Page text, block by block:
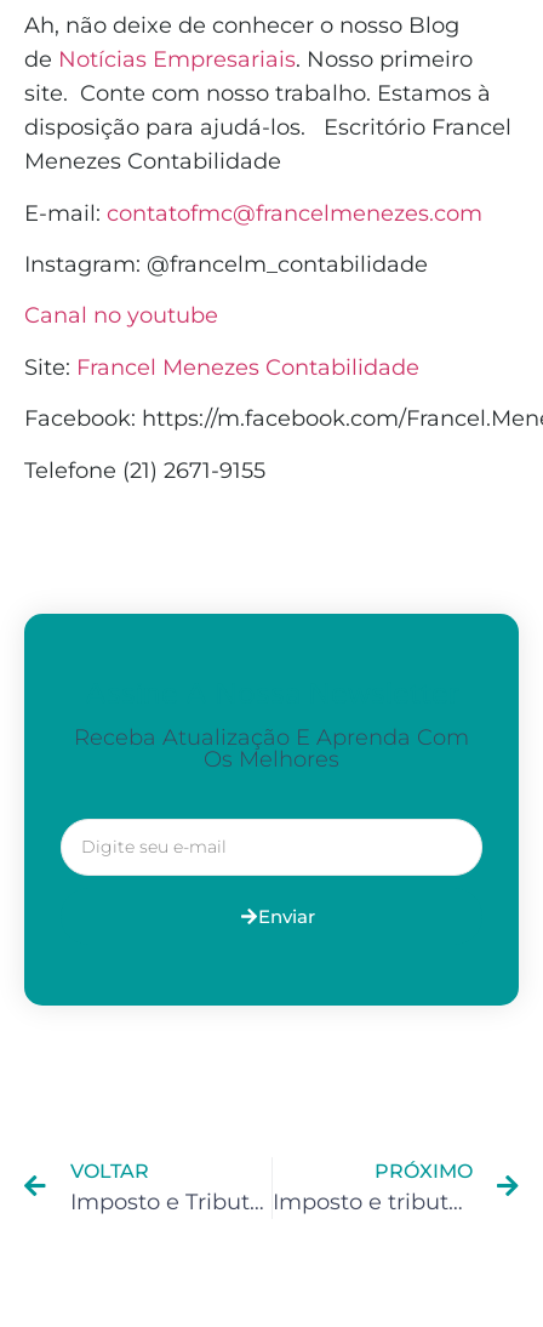
Ah, não deixe de conhecer o nosso Blog
de Notícias Empresariais. Nosso primeiro
site. Conte com nosso trabalho. Estamos à
disposição para ajudá-los.
Escritório Francel
Menezes Contabilidade
E-mail: contatofmc@francelmenezes.com
Instagram: @francelm_contabilidade
Canal no youtube
Site: Francel Menezes Contabilidade
Facebook: https://m.facebook.com/
Telefone (21) 2671-9155
Receba Atualização E Aprenda Com
Os Melhores
Enviar
VOLTAR
Imposto e Tributação – rendimentos de sites e blogs (monetização do adsense)
PRÓXIMO
Imposto e tributação para Instagrammers e Facebookers